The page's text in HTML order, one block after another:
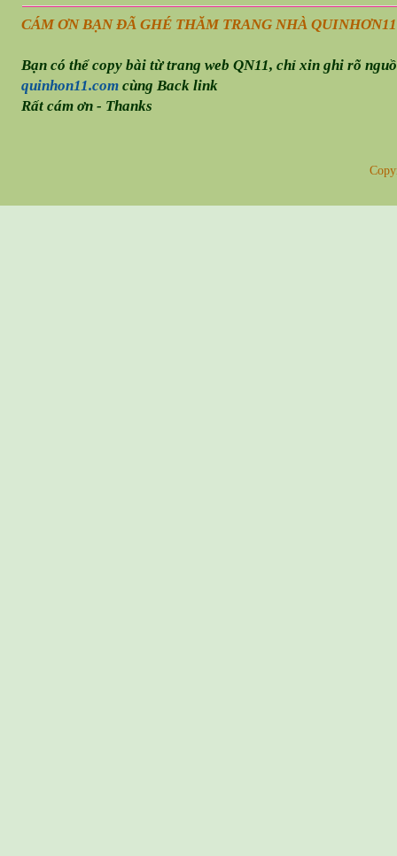
CÁM ƠN BẠN ĐÃ GHÉ THĂM TRANG NHÀ QUINHƠN
Bạn có thể copy bài từ trang web QN11, chỉ xin ghi rõ
quinhon11.comcùng Back link
Rất cám ơn - Thanks